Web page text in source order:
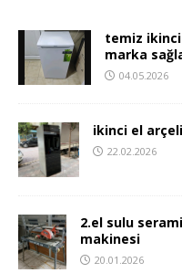
temiz
marka
04.05.2026
ikinci el
22.02.2026
2.el sulu
makinesi
20.01.2026